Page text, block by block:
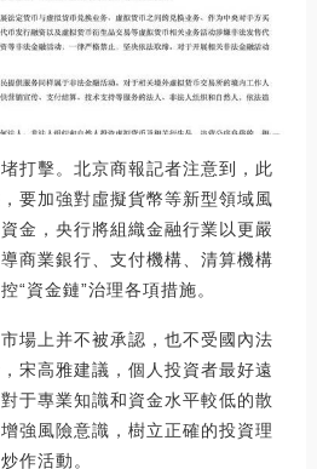
打擊。北京商報記者注意到，此
要加強對虛擬貨幣等新型領域風
金，央行將組織金融行業以更嚴
商業銀行、支付機構、清算機構
“資金鏈”治理各項措施。
場上并不被承認，也不受國內法
宋高雅建議，個人投資者最好遠
于專業知識和資金水平較低的散
強風險意識，樹立正確的投資理
作活動。